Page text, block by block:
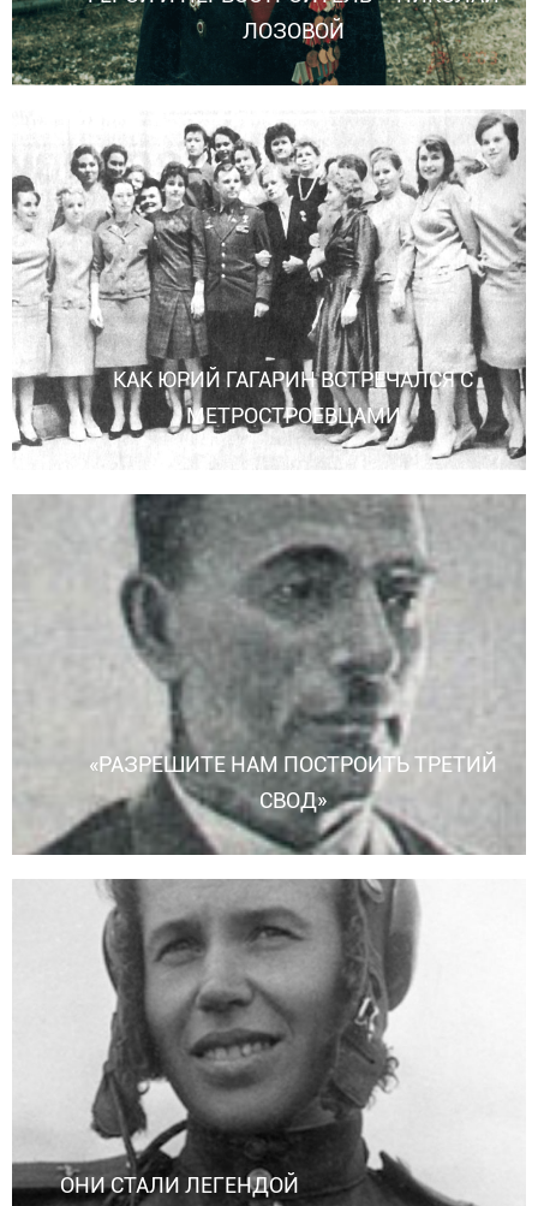
ЛОЗОВОЙ
КАК ЮРИЙ ГАГАРИН ВСТРЕЧАЛСЯ С
МЕТРОСТРОЕВЦАМИ
«РАЗРЕШИТЕ НАМ ПОСТРОИТЬ ТРЕТИЙ
СВОД»
ОНИ СТАЛИ ЛЕГЕНДОЙ